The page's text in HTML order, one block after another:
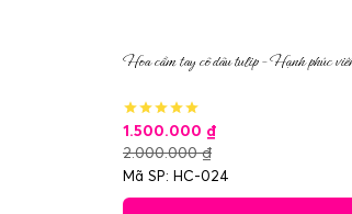
Hoa cầm tay cô dâu tulip – Hạnh phúc
1.500.000 ₫
2.000.000₫
Mã SP: HC-024